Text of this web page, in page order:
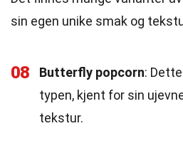
sin egen unike smak og
08 Butterfly popcorn:
typen, kjent for sin
tekstur.